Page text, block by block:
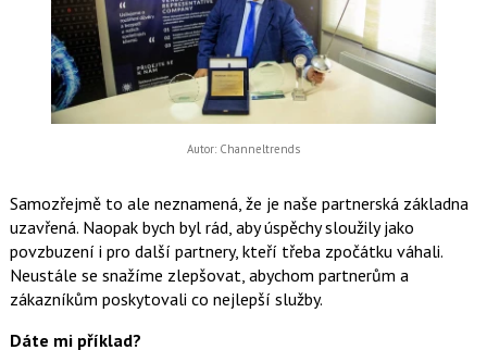
Autor: Channeltrends
Samozřejmě to ale neznamená, že je naše partnerská základna
uzavřená. Naopak bych byl rád, aby úspěchy sloužily jako
povzbuzení i pro další partnery, kteří třeba zpočátku váhali.
Neustále se snažíme zlepšovat, abychom partnerům a
zákazníkům poskytovali co nejlepší služby.
Dáte mi příklad?